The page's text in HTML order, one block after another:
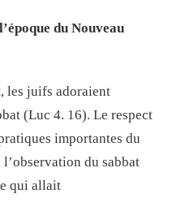
du Nouveau
les juifs adoraient
(Luc 4. 16). Le respect
importantes du
du sabbat
qui allait